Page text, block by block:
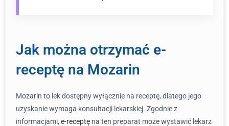
Jak można otrzymać e-
receptę na Mozarin
Mozarin to lek dostępny wyłącznie na receptę, dlatego jego
uzyskanie wymaga konsultacji lekarskiej. Zgodnie z
informacjami, e-receptę na ten preparat może wystawić lekarz